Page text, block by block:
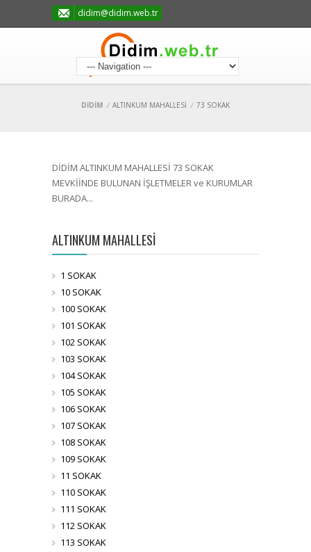
didim@didim.web.tr
DİDİM / ALTINKUM MAHALLESİ / 73 SOKAK
DİDİM ALTINKUM MAHALLESİ 73 SOKAK
MEVKİİNDE BULUNAN İŞLETMELER ve KURUMLAR
BURADA...
ALTINKUM MAHALLESİ
1 SOKAK
10 SOKAK
100 SOKAK
101 SOKAK
102 SOKAK
103 SOKAK
104 SOKAK
105 SOKAK
106 SOKAK
107 SOKAK
108 SOKAK
109 SOKAK
11 SOKAK
110 SOKAK
111 SOKAK
112 SOKAK
113 SOKAK